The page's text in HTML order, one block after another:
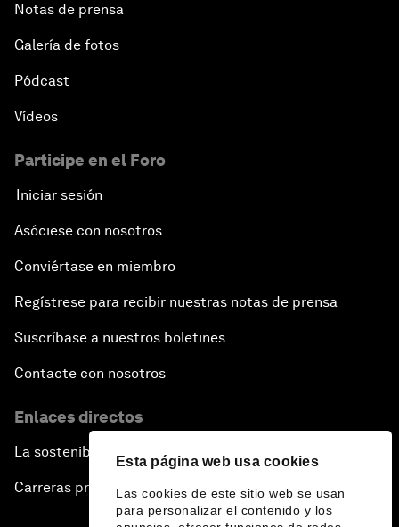
Esta página web usa cookies
Las cookies de este sitio web se usan
para personalizar el contenido y los
Notas de prensa
Galería de fotos
Pódcast
Vídeos
Participe en el Foro
Iniciar sesión
Asóciese con nosotros
Conviértase en miembro
Regístrese para recibir nuestras notas de prensa
Suscríbase a nuestros boletines
Contacte con nosotros
Enlaces directos
La sostenibilidad en el Foro
Carreras profesionales